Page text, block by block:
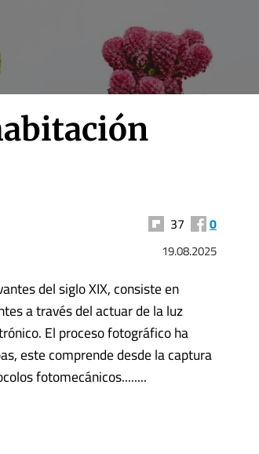
37 0
19.08.2025
del siglo XIX, consiste en
a través del actuar de la luz
El proceso fotográfico ha
este comprende desde la captura
fotomecánicos........